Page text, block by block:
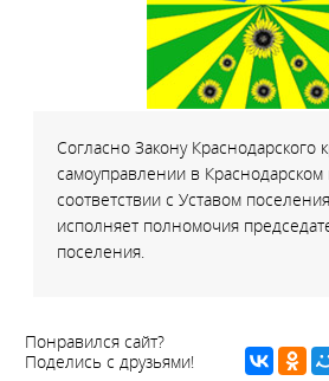
Согласно Закону Краснодарского
самоуправлении в Краснодарском
соответствии с Уставом
исполняет полномочия
поселения.
Понравился сайт?
Поделись с друзьями!